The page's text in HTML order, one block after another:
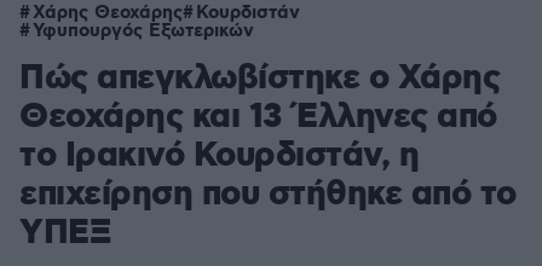
Χάρης Θεοχάρης Κουρδιστάν
Υφυπουργός Εξωτερικών
Πώς απεγκλωβίστηκε ο Χάρης
Θεοχάρης και 13 Έλληνες από
το Ιρακινό Κουρδιστάν, η
επιχείρηση που στήθηκε από το
ΥΠΕΞ